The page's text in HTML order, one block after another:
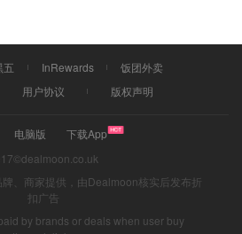
压降血脂，降低缺碘引起的高甲状
五 InRewards
饭团外卖
用户协议 版权声明
电脑版
下载App
、商家提供，由Dealmoon核实后发布折
扣广告
by brands or deals when user buy